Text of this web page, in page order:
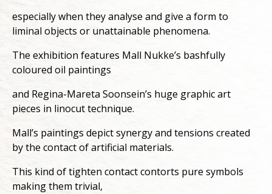
especially when they analyse and give a form to
liminal objects or unattainable phenomena.
The exhibition features Mall Nukke’s bashfully
coloured oil paintings
and Regina-Mareta Soonsein’s huge graphic art
pieces in linocut technique.
Mall’s paintings depict synergy and tensions created
by the contact of artificial materials.
This kind of tighten contact contorts pure symbols
making them trivial,